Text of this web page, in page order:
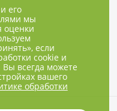
его
мы
оценки
если
cookie и
всегда можете
вашего
обработки